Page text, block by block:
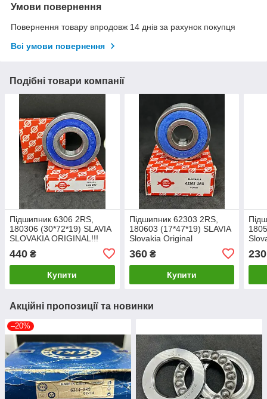
Умови повернення
Повернення товару впродовж 14 днів за рахунок покупця
Всі умови повернення
Подібні товари компанії
Підшипник 6306 2RS,
180306 (30*72*19) SLAVIA
SLOVAKIA ORIGINAL!!!
440 ₴
Купити
Підшипник 62303 2RS,
180603 (17*47*19) SLAVIA
Slovakia Original
360₴
Купити
230
Акційні пропозиції та новинки
–20%